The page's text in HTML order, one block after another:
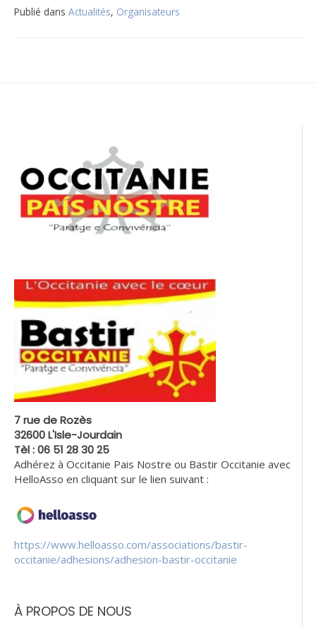
Publié dans Actualités, Organisateurs
7 rue de Rozès
32600 L'Isle-Jourdain
Tèl : 06 51 28 30 25
Adhérez à Occitanie Pais Nostre ou Bastir Occitanie avec
HelloAsso en cliquant sur le lien suivant :
https://www.helloasso.com/associations/bastir-
occitanie/adhesions/adhesion-bastir-occitanie
À PROPOS DE NOUS